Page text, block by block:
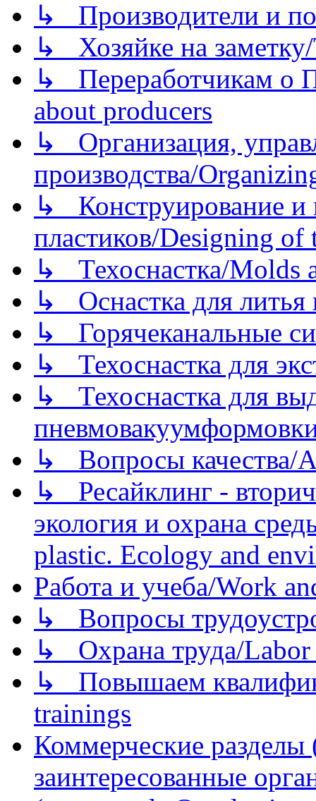
↳ Производители и
↳ Хозяйке на
↳ Переработчикам о
about producers
↳ Организация,
производства/
↳ Конструирование и
пластиков/Designing of
↳ Техоснастка/Molds
↳ Оснастка для литья
↳ Горячеканальные
↳ Техоснастка для
↳ Техоснастка для
↳ Вопросы качества/
↳ Ресайклинг -
экология и охрана
plastic. Ecology and
Работа и учеба/Work
↳ Вопросы
↳ Охрана труда/Labor
↳ Повышаем
trainings
Коммерческие
заинтересованные